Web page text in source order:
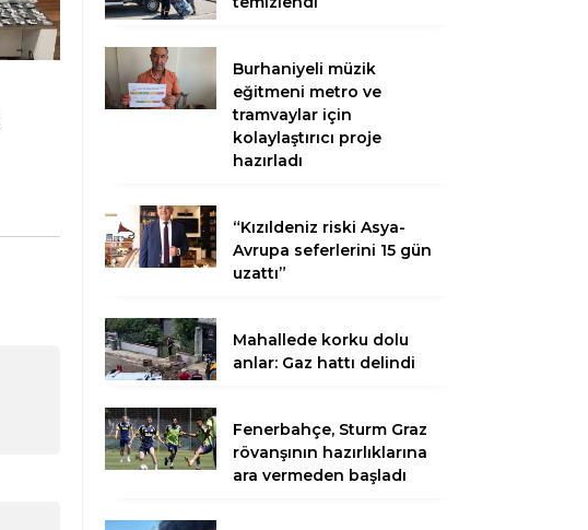
Burhaniyeli müzik
eğitmeni metro ve
tramvaylar için
kolaylaştırıcı proje
hazırladı
“Kızıldeniz riski Asya-
Avrupa seferlerini 15 gün
uzattı”
Mahallede korku dolu
anlar: Gaz hattı delindi
Fenerbahçe, Sturm Graz
rövanşının hazırlıklarına
ara vermeden başladı